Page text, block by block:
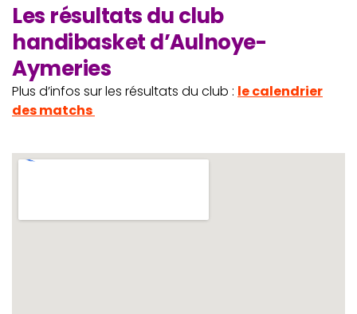
Les résultats du club
handibasket d’Aulnoye-
Aymeries
Plus d’infos sur les résultats du club : le calendrier
des matchs